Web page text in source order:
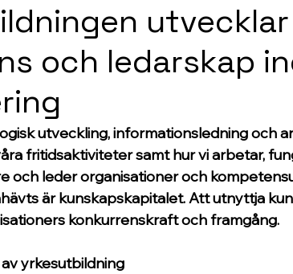
och ledarskap
utveckling, informationsledning och
fritidsaktiviteter samt hur vi arbetar,
och leder organisationer och
är kunskapskapitalet. Att utnyttja
konkurrenskraft och framgång.
yrkesutbildning